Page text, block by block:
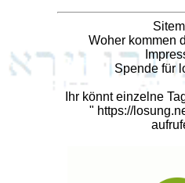
Woher kommen
Spende für
Ihr könnt einzelne
" https://